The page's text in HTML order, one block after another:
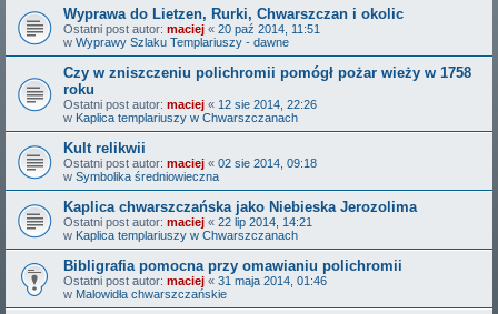
Wyprawa do Lietzen, Rurki, Chwarszczan i okolic
Ostatni post autor: maciej « 20 paź 2014, 11:51
w Wyprawy Szlaku Templariuszy - dawne
Czy w zniszczeniu polichromii pomógł pożar wieży w 1758
roku
Ostatni post autor: maciej « 12 sie 2014, 22:26
w Kaplica templariuszy w Chwarszczanach
Kult relikwii
Ostatni post autor: maciej « 02 sie 2014, 09:18
w Symbolika średniowieczna
Kaplica chwarszczańska jako Niebieska Jerozolima
Ostatni post autor: maciej « 22 lip 2014, 14:21
w Kaplica templariuszy w Chwarszczanach
Bibligrafia pomocna przy omawianiu polichromii
Ostatni post autor: maciej « 31 maja 2014, 01:46
w Malowidła chwarszczańskie